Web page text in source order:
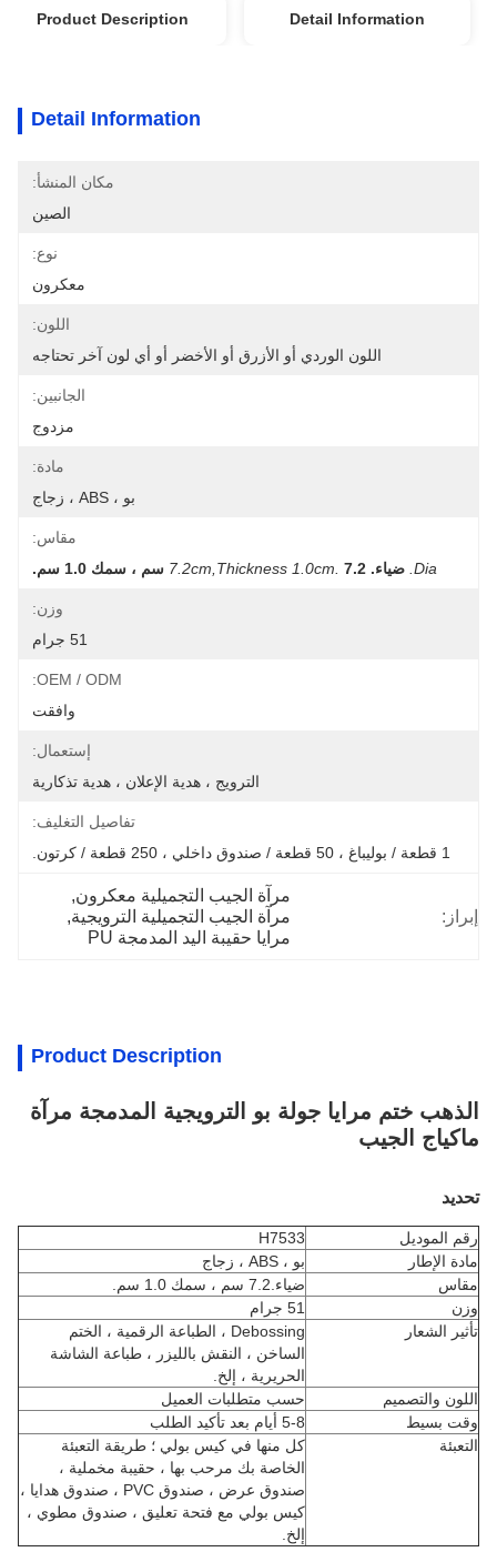
Detail Information
Product Description
Detail Information
مكان المنشأ:
الصين
نوع:
معكرون
اللون:
اللون الوردي أو الأزرق أو الأخضر أو ​​أي لون آخر تحتاجه
الجانبين:
مزدوج
مادة:
بو ، ABS ، زجاج
مقاس:
Dia.
ضياء. 7.2cm,thickness 1.0cm. 7.2 سم ، سمك 1.0 سم.
وزن:
51 جرام
OEM / ODM:
وافقت
إستعمال:
الترويج ، هدية الإعلان ، هدية تذكارية
تفاصيل التغليف:
إبراز:
مرآة الجيب التجميلية معكرون,
مرآة الجيب التجميلية الترويجية,
مرايا حقيبة اليد المدمجة PU
Product Description
الذهب ختم مرايا جولة بو الترويجية المدمجة مرآة
ماكياج الجيب
تحديد
رقم الموديل
H7533
مادة الإطار
بو ، ABS ، زجاج
مقاس
ضياء.7.2 سم ، سمك 1.0 سم.
وزن
51 جرام
تأثير الشعار
Debossing ، الطباعة الرقمية ، الختم
الساخن ، النقش بالليزر ، طباعة الشاشة
الحريرية ، إلخ.
اللون والتصميم
حسب متطلبات العميل
وقت بسيط
5-8 أيام بعد تأكيد الطلب
التعبئة
كل منها في كيس بولي ؛ طريقة التعبئة
الخاصة بك مرحب بها ، حقيبة مخملية ،
صندوق عرض ، صندوق PVC ، صندوق هدايا ،
كيس بولي مع فتحة تعليق ، صندوق مطوي ،
إلخ.